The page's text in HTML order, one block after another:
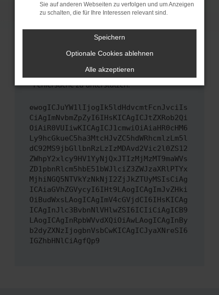
führen, dass bestimmte Funktionen nicht mehr
unterstützt werden.
Wende dich an den Webseitenbetreiber.
Wenn du alle oben genannten Schritte versucht
hast, kontaktiere uns bitte. Wir werden
uns diesen Text schicken, um uns bei der
Fehlersuche zu unterstützen:
ewogICJuYW1lIjogIk5ldHdvcmtFcnJvciIs
CiAgImNvbmZpZyI6IHsKICAgICJtZXRob2Qi
OiAiR0VUIiwKICAgICJ1cmwiOiAiaHR0cHM6
Ly9hcGkueC5ha3MtcHJvZC5hdWRhcmlzLm5l
dC92MS9jbGllbnRzLzIzMDAvd2Vic2l0ZS12
ZWhpY2xlcy9HV1YyNjQxJTIzMjMzMT9maWVs
ZD1pbnRlcm5hbE51bWJlciZ3ZWJzaXRlPTYx
MjhiNGQ5NTVkYzNkNjI2ZjJkZTUyMSIsCiAg
ICAiaGVhZGVycyI6IHt9LAogICAgImJvZHki
OiBudWxsLAogICAgImV4cGVjdCI6IHsKICAg
ICAgInJlc3BvbnNlVHlwZSI6ICIiCiAgICB9
LAogICAgInRpbWVvdXQiOiAwLAogICAgInBy
b2dyZXNzIjogbnVsbCwKICAgICJyaXNreSI6
IGZhbHNlCiAgfQp9
Sie auf anderen Webseiten zu verfolgen und um Anzeigen
zu schalten, die für Ihre Interessen relevant sind.
Speichern
Optionale Cookies ablehnen
Alle akzeptieren